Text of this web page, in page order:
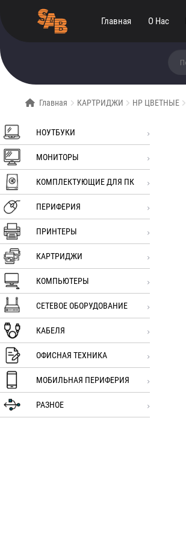
Главная О Нас
Главная КАРТРИДЖИ HP ЦВЕТНЫЕ
НОУТБУКИ
МОНИТОРЫ
КОМПЛЕКТУЮЩИЕ ДЛЯ ПК
ПЕРИФЕРИЯ
ПРИНТЕРЫ
КАРТРИДЖИ
КОМПЬЮТЕРЫ
СЕТЕВОЕ ОБОРУДОВАНИЕ
КАБЕЛЯ
ОФИСНАЯ ТЕХНИКА
МОБИЛЬНАЯ ПЕРИФЕРИЯ
РАЗНОЕ